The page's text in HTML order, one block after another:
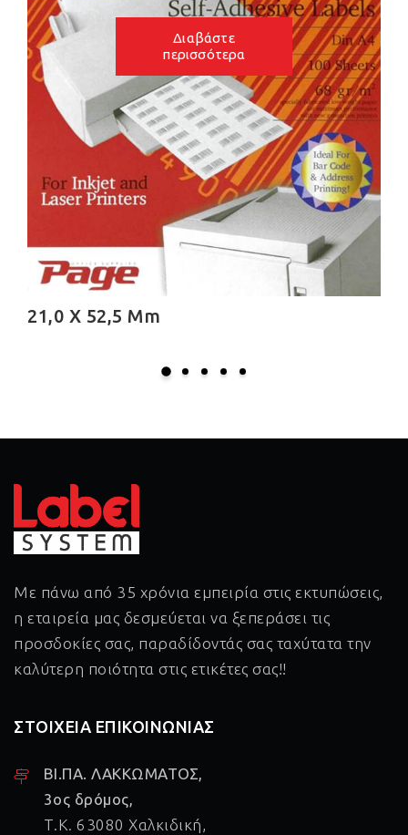
Διαβάστε
περισσότερα
21,2 X 47,7 Mm
Με πάνω από 35 χρόνια εμπειρία στις εκτυπώσεις,
η εταιρεία μας δεσμεύεται να ξεπεράσει τις
προσδοκίες σας, παραδίδοντάς σας ταχύτατα την
καλύτερη ποιότητα στις ετικέτες σας!!
ΣΤΟΙΧΕΙΑ ΕΠΙΚΟΙΝΩΝΙΑΣ
ΒΙ.ΠΑ. ΛΑΚΚΩΜΑΤΟΣ,
3ος δρόμος,
Τ.Κ. 63080 Χαλκιδική,